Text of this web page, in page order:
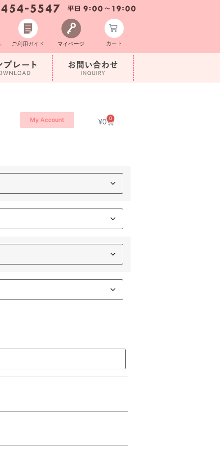
ご利用ガイド マイページ カート
My Account ¥0 0